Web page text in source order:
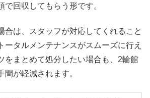
で回収してもらう形です。
合は、スタッフが対応してくれること
ータルメンテナンスがスムーズに行え
をまとめて処分したい場合も、2輪館
間が軽減されます。